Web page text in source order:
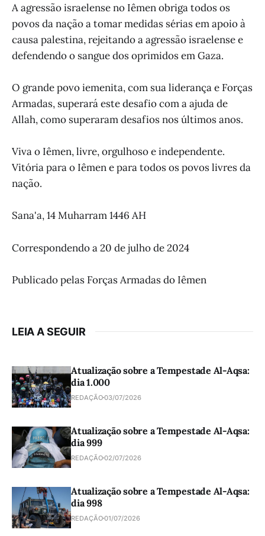
A agressão israelense no Iêmen obriga todos os
povos da nação a tomar medidas sérias em apoio à
causa palestina, rejeitando a agressão israelense e
defendendo o sangue dos oprimidos em Gaza.
O grande povo iemenita, com sua liderança e Forças
Armadas, superará este desafio com a ajuda de
Allah, como superaram desafios nos últimos anos.
Viva o Iêmen, livre, orgulhoso e independente.
Vitória para o Iêmen e para todos os povos livres da
nação.
Sana'a, 14 Muharram 1446 AH
Correspondendo a 20 de julho de 2024
Publicado pelas Forças Armadas do Iêmen
LEIA A SEGUIR
Atualização sobre a Tempestade Al-Aqsa:
dia 1.000
REDAÇÃO03/07/2026
Atualização sobre a Tempestade Al-Aqsa:
dia 999
REDAÇÃO02/07/2026
Atualização sobre a Tempestade Al-Aqsa:
dia 998
REDAÇÃO01/07/2026